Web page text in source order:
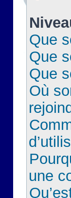
Que
Que
Que
Où
une